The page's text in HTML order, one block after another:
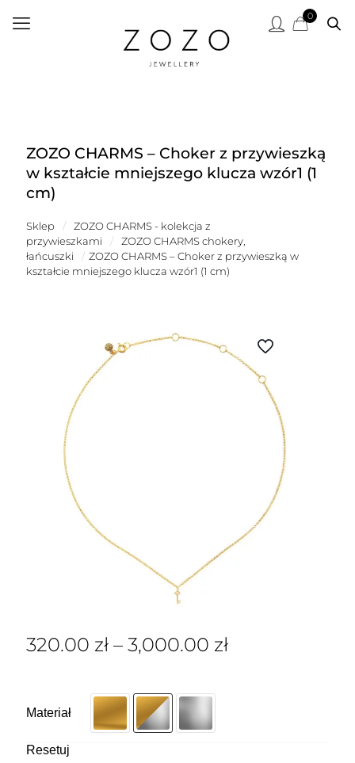
0
ZOZO CHARMS – Choker z przywieszką
w kształcie mniejszego klucza wzór1 (1
cm)
Sklep /
ZOZO CHARMS - kolekcja z
przywieszkami
/
ZOZO CHARMS chokery,
łańcuszki
/ ZOZO CHARMS – Choker z przywieszką w
kształcie mniejszego klucza wzór1 (1 cm)
320.00 zł – 3,000.00 zł
Materiał
Resetuj